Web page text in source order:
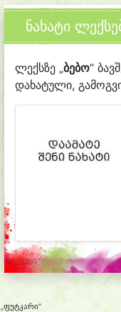
ნახატი
ლექსზე „ბებო“
დახატული,
„ფუტკარი“